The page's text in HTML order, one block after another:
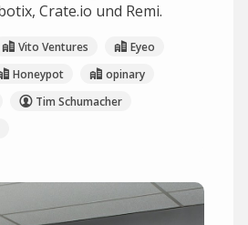
Crate.io und Remi.
Vito Ventures
Eyeo
Honeypot
opinary
Tim Schumacher